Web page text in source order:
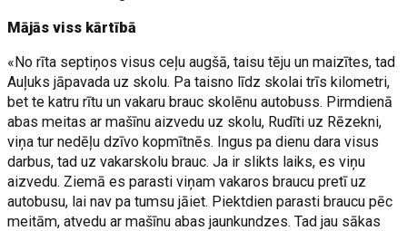
Mājās viss kārtībā
«No rīta septiņos visus ceļu augšā, taisu tēju un maizītes, tad
Auļuks jāpavada uz skolu. Pa taisno līdz skolai trīs kilometri,
bet te katru rītu un vakaru brauc skolēnu autobuss. Pirmdienā
abas meitas ar mašīnu aizvedu uz skolu, Rudīti uz Rēzekni,
viņa tur nedēļu dzīvo kopmītnēs. Ingus pa dienu dara visus
darbus, tad uz vakarskolu brauc. Ja ir slikts laiks, es viņu
aizvedu. Ziemā es parasti viņam vakaros braucu pretī uz
autobusu, lai nav pa tumsu jāiet. Piektdien parasti braucu pēc
meitām, atvedu ar mašīnu abas jaunkundzes. Tad jau sākas